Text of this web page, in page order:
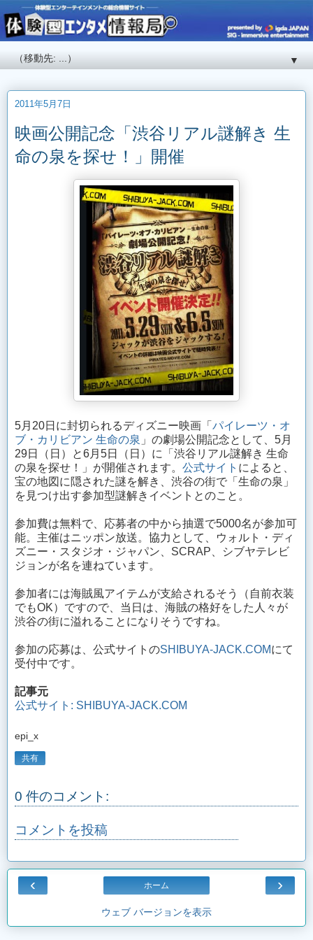
▼
2011年5月7日
映画公開記念「渋谷リアル謎解き 生
命の泉を探せ！」開催
5月20日に封切られるディズニー映画「 パイレーツ・オ
ブ・カリビアン 生命の泉 」の劇場公開記念として、5月
29日（日）と6月5日（日）に「渋谷リアル謎解き 生命
の泉を探せ！」が開催されます。 公式サイト によると、
宝の地図に隠された謎を解き、渋谷の街で「生命の泉」
を見つけ出す参加型謎解きイベントとのこと。
参加費は無料で、応募者の中から抽選で5000名が参加可
能。主催はニッポン放送。協力として、ウォルト・ディ
ズニー・スタジオ・ジャパン、SCRAP、シブヤテレビ
ジョンが名を連ねています。
参加者には海賊風アイテムが支給されるそう（自前衣装
でもOK）ですので、当日は、海賊の格好をした人々が
渋谷の街に溢れることになりそうですね。
参加の応募は、公式サイトのSHIBUYA-JACK.COMにて
受付中です。
記事元
公式サイト: SHIBUYA-JACK.COM
epi_x
共有
0 件のコメント:
コメントを投稿
‹ ›
ホーム
ウェブ バージョンを表示